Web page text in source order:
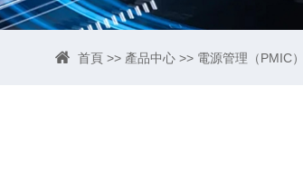
首頁 >> 產品中心 >> 電源管理（PMIC）